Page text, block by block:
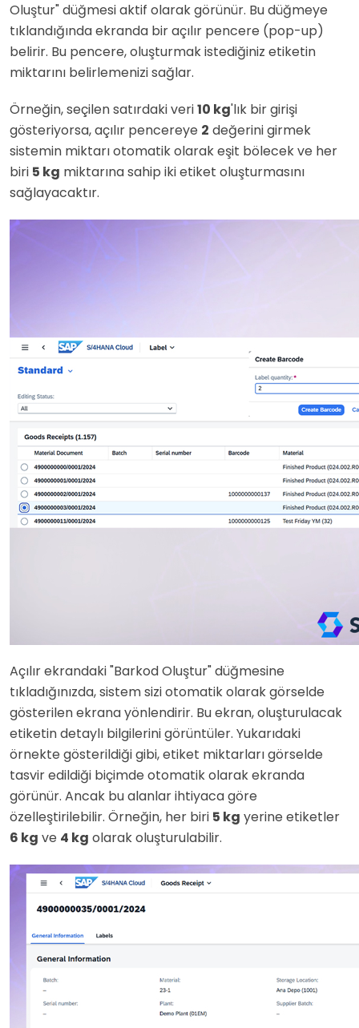
Oluştur" düğmesi aktif olarak görünür. Bu düğmeye
tıklandığında ekranda bir açılır pencere (pop-up)
belirir. Bu pencere, oluşturmak istediğiniz etiketin
miktarını belirlemenizi sağlar.
Örneğin, seçilen satırdaki veri10 kg'lık bir girişi
gösteriyorsa, açılır pencereye 2 değerini girmek
sistemin miktarı otomatik olarak eşit bölecek ve her
biri 5 kg miktarına sahip iki etiket oluşturmasını
sağlayacaktır.
Açılır ekrandaki "Barkod Oluştur" düğmesine
tıkladığınızda, sistem sizi otomatik olarak görselde
gösterilen ekrana yönlendirir. Bu ekran, oluşturulacak
etiketin detaylı bilgilerini görüntüler. Yukarıdaki
örnekte gösterildiği gibi, etiket miktarları görselde
tasvir edildiği biçimde otomatik olarak ekranda
görünür. Ancak bu alanlar ihtiyaca göre
özelleştirilebilir. Örneğin, her biri 5 kg yerine etiketler
6 kg ve 4 kg olarak oluşturulabilir.